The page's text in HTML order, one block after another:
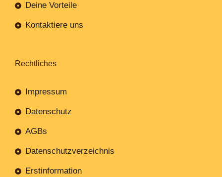
Deine Vorteile
Kontaktiere uns
Rechtliches
Impressum
Datenschutz
AGBs
Datenschutzverzeichnis
Erstinformation